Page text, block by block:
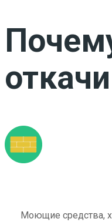
Моющие средства,